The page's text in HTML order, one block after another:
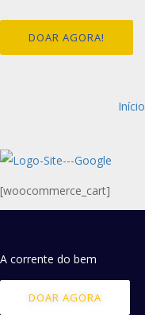
DOAR AGORA!
Início
[woocommerce_cart]
A corrente do bem
DOAR AGORA